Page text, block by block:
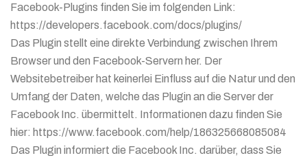
Facebook-Plugins finden Sie im folgenden Link:
https://developers.facebook.com/docs/plugins/
Das Plugin stellt eine direkte Verbindung zwischen Ihrem
Browser und den Facebook-Servern her. Der
Websitebetreiber hat keinerlei Einfluss auf die Natur und den
Umfang der Daten, welche das Plugin an die Server der
Facebook Inc. übermittelt. Informationen dazu finden Sie
hier: https://www.facebook.com/help/186325668085084
Das Plugin informiert die Facebook Inc. darüber, dass Sie